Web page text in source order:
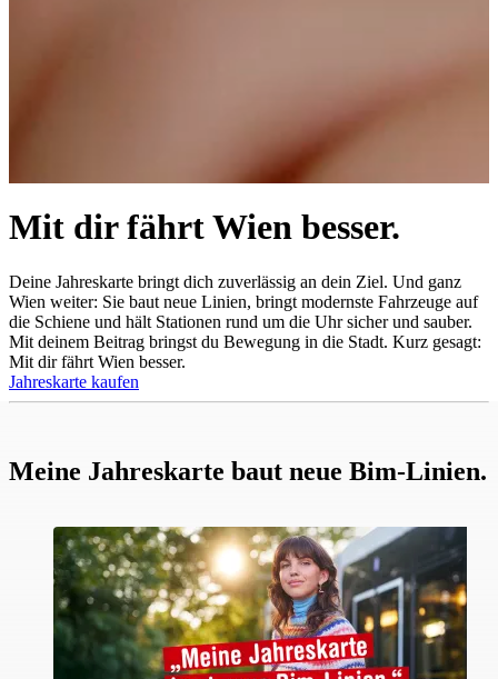
Mit dir fährt Wien besser.
Deine Jahreskarte bringt dich zuverlässig an dein Ziel. Und ganz
Wien weiter: Sie baut neue Linien, bringt modernste Fahrzeuge auf
die Schiene und hält Stationen rund um die Uhr sicher und sauber.
Mit deinem Beitrag bringst du Bewegung in die Stadt. Kurz gesagt:
Mit dir fährt Wien besser.
Jahreskarte kaufen
Meine Jahreskarte baut neue Bim-Linien.